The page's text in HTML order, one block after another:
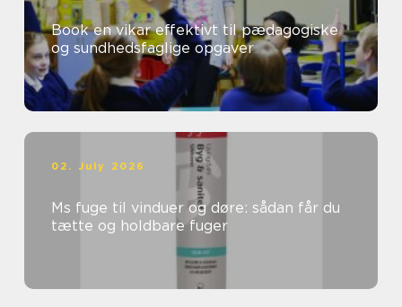
Book en vikar effektivt til pædagogiske
og sundhedsfaglige opgaver
02. July 2026
Ms fuge til vinduer og døre: sådan får du
tætte og holdbare fuger